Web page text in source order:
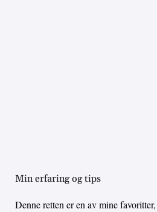
Min erfaring og tips
Denne retten er en av mine